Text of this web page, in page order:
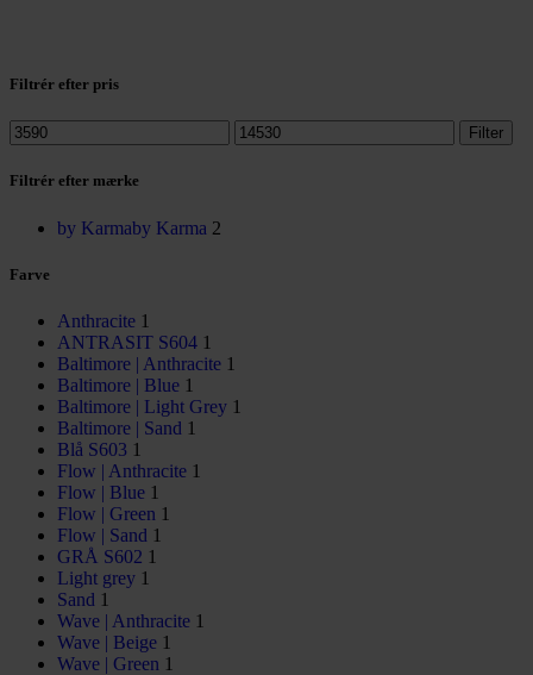
Filtrér efter pris
Filter
Filtrér efter mærke
by Karmaby Karma 2
Farve
Anthracite 1
ANTRASIT S604 1
Baltimore | Anthracite 1
Baltimore | Blue 1
Baltimore | Light Grey 1
Baltimore | Sand 1
Blå S603 1
Flow | Anthracite 1
Flow | Blue 1
Flow | Green 1
Flow | Sand 1
GRÅ S602 1
Light grey 1
Sand 1
Wave | Anthracite 1
Wave | Beige 1
Wave | Green 1